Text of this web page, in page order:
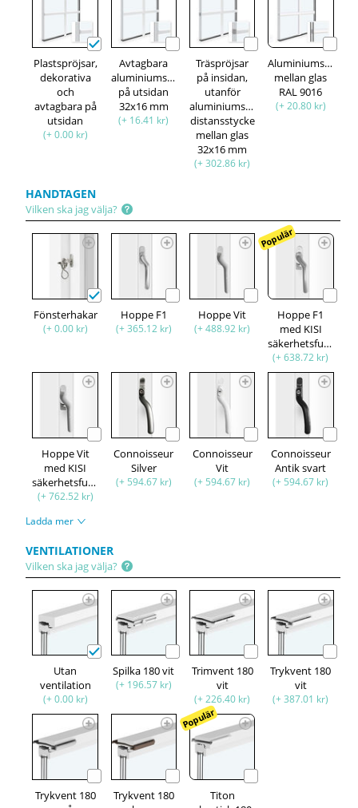
Plastspröjsar,
dekorativa
och
avtagbara på
utsidan
(+ 0.00 kr)
Avtagbara
aluminiumspröjsar,
på utsidan
32x16 mm
(+ 16.41 kr)
Träspröjsar
på insidan,
utanför
aluminiumspröjsar,
distansstycke
mellan glas
32x16 mm
(+ 302.86 kr)
Aluminiumspröjsar
mellan glas
RAL 9016
(+ 20.80 kr)
HANDTAGEN
Vilken ska jag välja?
Fönsterhakar
(+ 0.00 kr)
Hoppe F1
(+ 365.12 kr)
Hoppe Vit
(+ 488.92 kr)
Populär
Hoppe F1
med KISI
säkerhetsfunktion
(+ 638.72 kr)
Hoppe Vit
med KISI
säkerhetsfunktion
(+ 762.52 kr)
Connoisseur
Silver
(+ 594.67 kr)
Connoisseur
Vit
(+ 594.67 kr)
Connoisseur
Antik svart
(+ 594.67 kr)
Ladda mer
VENTILATIONER
Vilken ska jag välja?
Utan
ventilation
(+ 0.00 kr)
Spilka 180 vit
(+ 196.57 kr)
Trimvent 180
vit
(+ 226.40 kr)
Trykvent 180
vit
(+ 387.01 kr)
Trykvent 180
Trykvent 180
Populär
Titon